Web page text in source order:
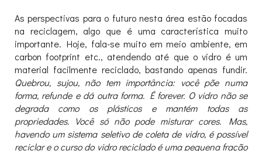
As perspectivas para o futuro nesta área estão focadas
na reciclagem, algo que é uma característica muito
importante. Hoje, fala-se muito em meio ambiente, em
carbon footprint etc., atendendo até que o vidro é um
material facilmente reciclado, bastando apenas fundir.
Quebrou, sujou, não tem importância: você põe numa
forma, refunde e dá outra forma. É forever. O vidro não se
degrada como os plásticos e mantém todas as
propriedades. Você só não pode misturar cores. Mas,
havendo um sistema seletivo de coleta de vidro, é possível
reciclar e o curso do vidro reciclado é uma pequena fração